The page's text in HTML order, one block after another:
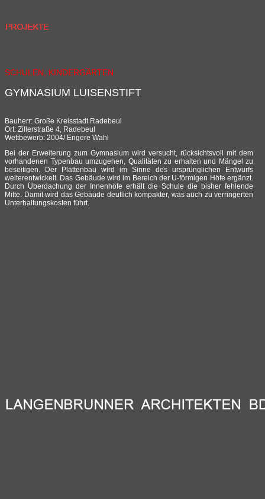
SCHULEN, KINDERGÄRTEN
GYMNASIUM LUISENSTIFT
Bauherr: Große Kreisstadt Radebeul
Ort: Zillerstraße 4, Radebeul
Wettbewerb: 2004/ Engere Wahl
Bei der Erweiterung zum Gymnasium wird versucht, rücksichtsvoll mit dem
vorhandenen Typenbau umzugehen, Qualitäten zu erhalten und Mängel zu
beseitigen. Der Plattenbau wird im Sinne des ursprünglichen Entwurfs
weiterentwickelt. Das Gebäude wird im Bereich der U-förmigen Höfe ergänzt.
Durch Überdachung der Innenhöfe erhält die Schule die bisher fehlende
Mitte. Damit wird das Gebäude deutlich kompakter, was auch zu verringerten
Unterhaltungskosten führt.